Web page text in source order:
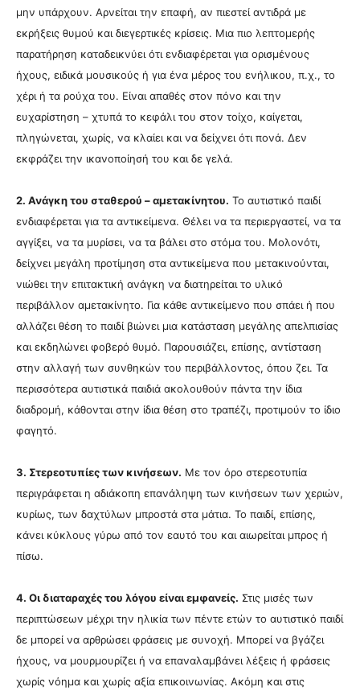
μην υπάρχουν. Αρνείται την επαφή, αν πιεστεί αντιδρά με
εκρήξεις θυμού και διεγερτικές κρίσεις. Μια πιο λεπτομερής
παρατήρηση καταδεικνύει ότι ενδιαφέρεται για ορισμένους
ήχους, ειδικά μουσικούς ή για ένα μέρος του ενήλικου, π.χ., το
χέρι ή τα ρούχα του. Είναι απαθές στον πόνο και την
ευχαρίστηση – χτυπά το κεφάλι του στον τοίχο, καίγεται,
πληγώνεται, χωρίς, να κλαίει και να δείχνει ότι πονά. Δεν
εκφράζει την ικανοποίησή του και δε γελά.
2. Ανάγκη του σταθερού – αμετακίνητου. Το αυτιστικό παιδί
ενδιαφέρεται για τα αντικείμενα. Θέλει να τα περιεργαστεί, να τα
αγγίξει, να τα μυρίσει, να τα βάλει στο στόμα του. Μολονότι,
δείχνει μεγάλη προτίμηση στα αντικείμενα που μετακινούνται,
νιώθει την επιτακτική ανάγκη να διατηρείται το υλικό
περιβάλλον αμετακίνητο. Για κάθε αντικείμενο που σπάει ή που
αλλάζει θέση το παιδί βιώνει μια κατάσταση μεγάλης απελπισίας
και εκδηλώνει φοβερό θυμό. Παρουσιάζει, επίσης, αντίσταση
στην αλλαγή των συνθηκών του περιβάλλοντος, όπου ζει. Τα
περισσότερα αυτιστικά παιδιά ακολουθούν πάντα την ίδια
διαδρομή, κάθονται στην ίδια θέση στο τραπέζι, προτιμούν το ίδιο
φαγητό.
3. Στερεοτυπίες των κινήσεων. Με τον όρο στερεοτυπία
περιγράφεται η αδιάκοπη επανάληψη των κινήσεων των χεριών,
κυρίως, των δαχτύλων μπροστά στα μάτια. Το παιδί, επίσης,
κάνει κύκλους γύρω από τον εαυτό του και αιωρείται μπρος ή
πίσω.
4. Οι διαταραχές του λόγου είναι εμφανείς. Στις μισές των
περιπτώσεων μέχρι την ηλικία των πέντε ετών το αυτιστικό παιδί
δε μπορεί να αρθρώσει φράσεις με συνοχή. Μπορεί να βγάζει
ήχους, να μουρμουρίζει ή να επαναλαμβάνει λέξεις ή φράσεις
χωρίς νόημα και χωρίς αξία επικοινωνίας. Ακόμη και στις